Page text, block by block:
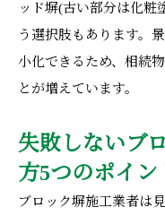
ッド塀(古い部分は化粧
う選択肢もあります。
小化できるため、相続
とが増えています。
失敗しないブ
方5つのポイン
ブロック塀施工業者は